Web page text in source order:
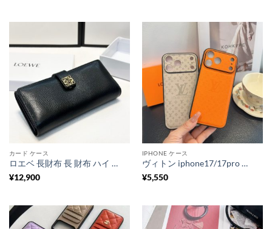
カード ケース
ロエベ 長財布 長 財布 ハイ ブランド メンズ loewe 財布 新作 財布 黒 ブランド 男性 が 持っ てい て かっこいい 財布 ブランド 長 財布 40 代/50 代 人気
¥12,900
IPHONE ケース
ヴィトン iphone17/17pro ケース 型 押し ルイ ヴィトン 携帯ケース iphone17 プロ マックス ケース ハイ ブランド スマホケース お 揃い iphone16/16proケース ブランド コピー
¥5,550